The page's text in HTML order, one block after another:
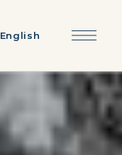
English